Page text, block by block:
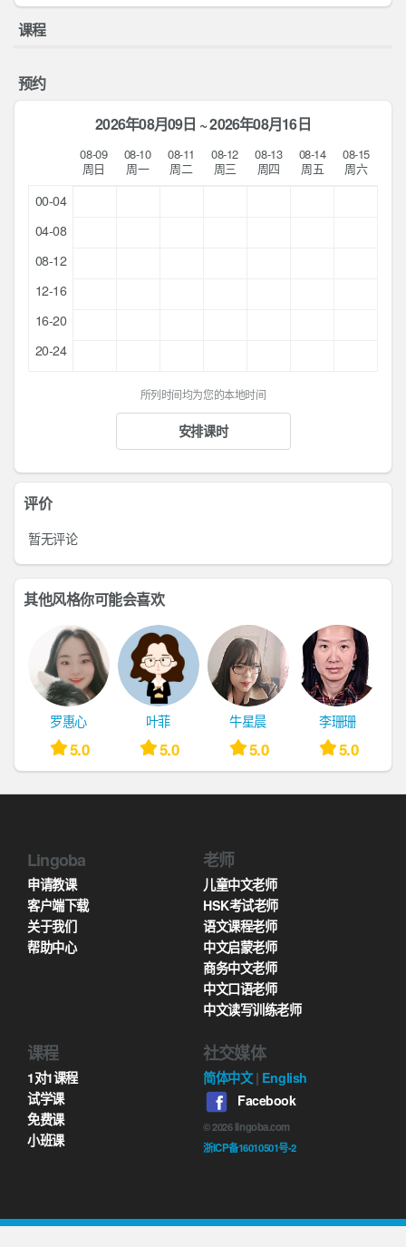
课程
预约
2026年08月09日 ~ 2026年08月16日
08-09
周日
08-10
周一
08-11
周二
08-12
周三
08-13
周四
08-14
周五
08-15
周六
00-04
04-08
08-12
12-16
16-20
20-24
所列时间均为您的本地时间
安排课时
评价
暂无评论
其他风格你可能会喜欢
罗惠心
5.0
叶菲
5.0
牛星晨
5.0
李珊珊
5.0
Lingoba
申请教课
客户端下载
关于我们
帮助中心
老师
儿童中文老师
HSK考试老师
语文课程老师
中文启蒙老师
商务中文老师
中文口语老师
中文读写训练老师
课程
1对1课程
试学课
免费课
小班课
社交媒体
简体中文| English
Facebook
©2026lingoba.com
浙ICP备16010501号-2